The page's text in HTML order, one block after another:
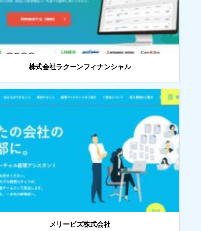
株式会社ラクーンフィナンシャル
メリービズ株式会社